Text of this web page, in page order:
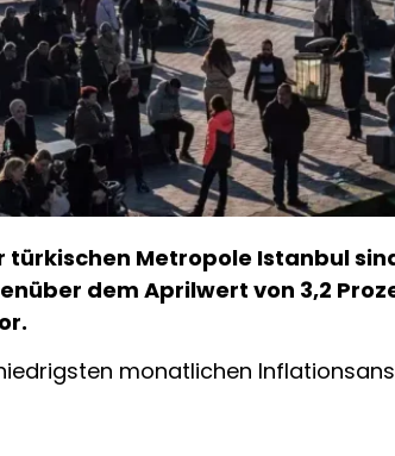
Metropole Istanbul
dem Aprilwert von 3,2
monatlichen